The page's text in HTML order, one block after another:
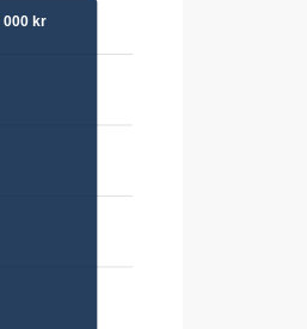
000 kr